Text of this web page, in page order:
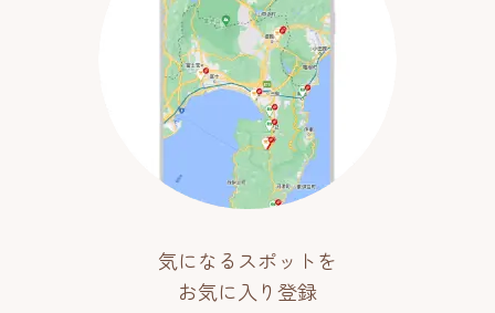
気になるスポットを
お気に入り登録